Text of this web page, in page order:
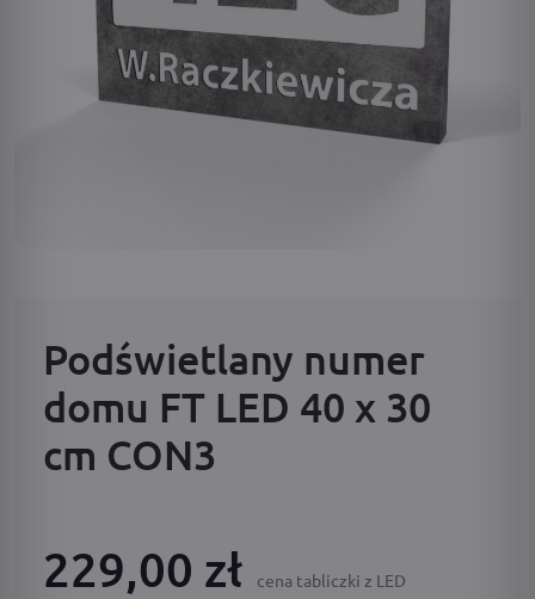
Podświetlany numer
domu FT LED 40 x 30
cm CON3
229,00 zł cena tabliczki z LED